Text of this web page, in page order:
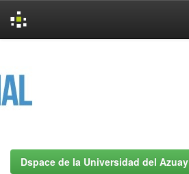
Dspace de la Universidad del Azuay